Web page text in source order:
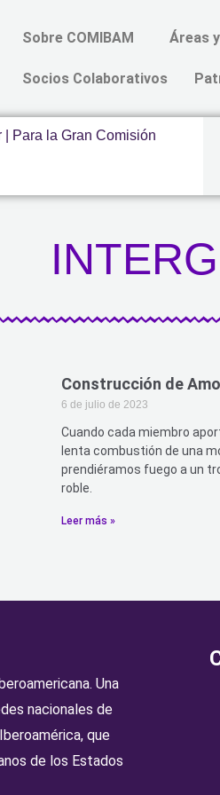
Sobre COMIBAM Áreas
Socios Colaborativos
Construcción de
6 de julio de 2023
Cuando cada miembro
lenta combustión de una
prendiéramos fuego a un
roble.
Leer más »
Una
nacionales de
que
de los Estados